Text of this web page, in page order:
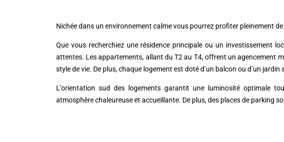
Nichée dans un environnement calme vous pourrez profiter pleinement
Que vous recherchiez une résidence principale ou un investissement
attentes. Les appartements, allant du T2 au T4, offrent un agencement
style de vie. De plus, chaque logement est doté d’un balcon ou d’un jardin
L’orientation sud des logements garantit une luminosité optimale
atmosphère chaleureuse et accueillante. De plus, des places de parking